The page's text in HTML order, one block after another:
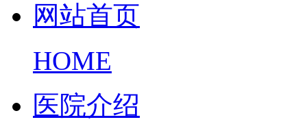
网站首页
HOME
医院介绍